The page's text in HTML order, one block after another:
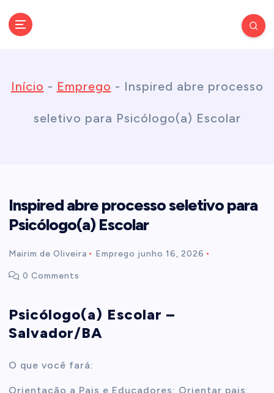
Início - Emprego - Inspired abre processo
seletivo para Psicólogo(a) Escolar
Inspired abre processo seletivo para
Psicólogo(a) Escolar
Mairim de Oliveira Emprego junho 16, 2026
0 Comments
Psicólogo(a) Escolar –
Salvador/BA
O que você fará:
Orientação a Pais e Educadores: Orientar pais,